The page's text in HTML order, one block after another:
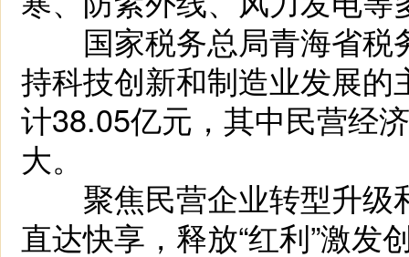
国家税务总局青海省税
持科技创新和制造业发展
计38.05亿元，其中民营经
大。
聚焦民营企业转型升级
直达快享，释放“红利”激